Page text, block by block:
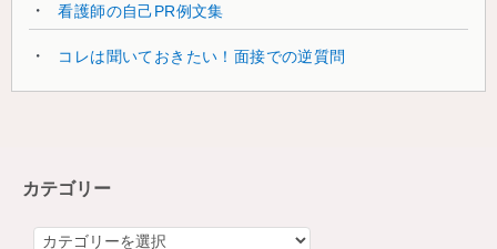
看護師の自己PR例文集
コレは聞いておきたい！面接での逆質問
カテゴリー
カ